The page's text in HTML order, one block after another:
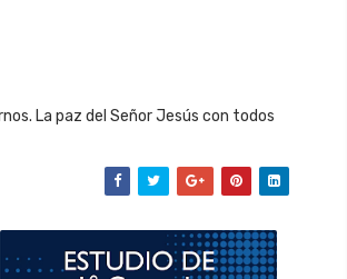
La paz del Señor Jesús con todos